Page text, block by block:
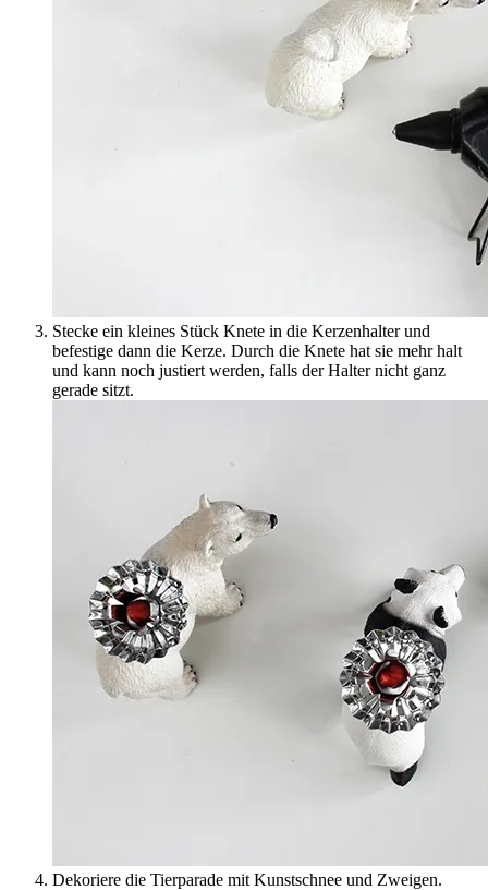
Stecke ein kleines Stück Knete in die Kerzenhalter und
befestige dann die Kerze. Durch die Knete hat sie mehr halt
und kann noch justiert werden, falls der Halter nicht ganz
gerade sitzt.
Dekoriere die Tierparade mit Kunstschnee und Zweigen.